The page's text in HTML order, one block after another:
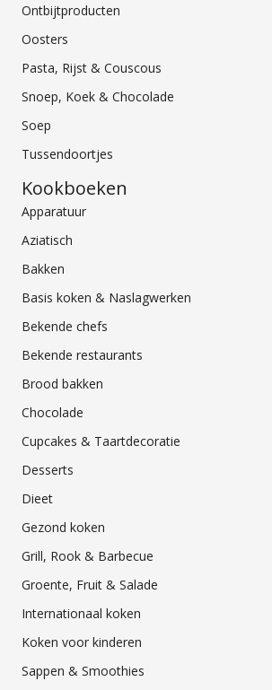
Ontbijtproducten
Oosters
Pasta, Rijst & Couscous
Snoep, Koek & Chocolade
Soep
Tussendoortjes
Kookboeken
Apparatuur
Aziatisch
Bakken
Basis koken & Naslagwerken
Bekende chefs
Bekende restaurants
Brood bakken
Chocolade
Cupcakes & Taartdecoratie
Desserts
Dieet
Gezond koken
Grill, Rook & Barbecue
Groente, Fruit & Salade
Internationaal koken
Koken voor kinderen
Sappen & Smoothies